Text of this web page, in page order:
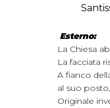
Esterno:
La Chiesa
La facciata
A fianco
al suo
Originale